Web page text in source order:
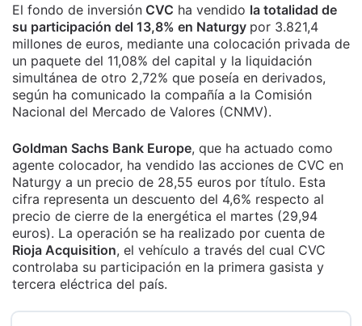
El fondo de inversión CVC ha vendido la totalidad de
su participación del 13,8% en Naturgy por 3.821,4
millones de euros, mediante una colocación privada de
un paquete del 11,08% del capital y la liquidación
simultánea de otro 2,72% que poseía en derivados,
según ha comunicado la compañía a la Comisión
Nacional del Mercado de Valores (CNMV).
Goldman Sachs Bank Europe, que ha actuado como
agente colocador, ha vendido las acciones de CVC en
Naturgy a un precio de 28,55 euros por título. Esta
cifra representa un descuento del 4,6% respecto al
precio de cierre de la energética el martes (29,94
euros). La operación se ha realizado por cuenta de
Rioja Acquisition, el vehículo a través del cual CVC
controlaba su participación en la primera gasista y
tercera eléctrica del país.